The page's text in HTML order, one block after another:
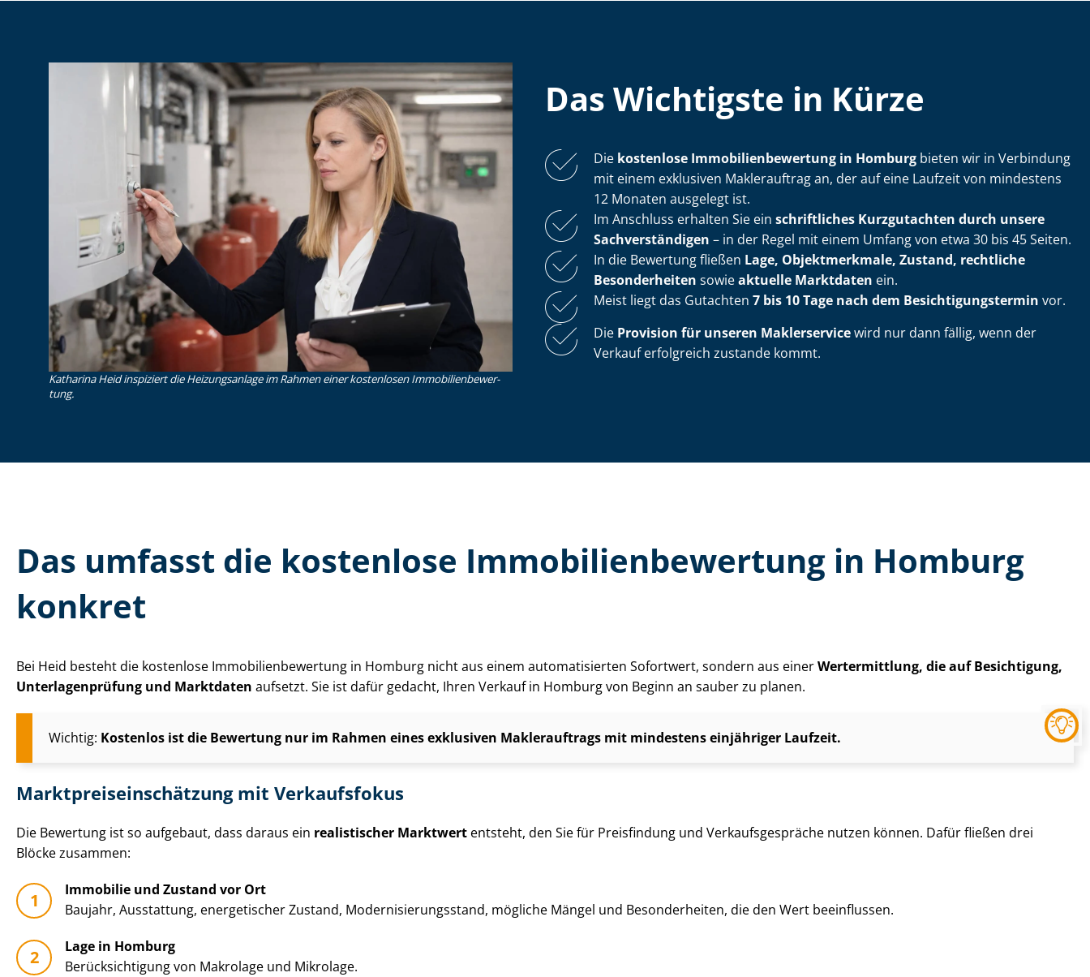
Katharina Heid inspiziert die Heizungsanlage im Rahmen einer kostenlosen Im­mo­bi­li­en­be­wer­
tung.
Das Wichtigste in Kürze
Die kostenlose Im­mo­bi­li­en­be­wer­tung in Homburg bieten wir in Verbindung
mit einem exklusiven Maklerauftrag an, der auf eine Laufzeit von mindestens
12 Monaten ausgelegt ist.
Im Anschluss erhalten Sie ein schriftliches Kurzgutachten durch unsere
Sach­ver­stän­di­gen – in der Regel mit einem Umfang von etwa 30 bis 45 Seiten.
In die Bewertung fließen Lage, Objektmerkmale, Zustand, rechtliche
Besonderheiten sowieaktuelle Marktdaten ein.
Meist liegt das Gutachten 7 bis 10 Tage nach dem Be­sich­ti­gungs­ter­min vor.
Die Provision für unseren Maklerservicewird nur dann fällig, wenn der
Verkauf erfolgreich zustande kommt.
Das umfasst die kostenlose Im­mo­bi­li­en­be­wer­tung in Homburg
konkret
Bei Heid besteht die kostenlose Im­mo­bi­li­en­be­wer­tung in Homburg nicht aus einem automatisierten Sofortwert, sondern aus einerWertermittlung, die auf Besichtigung,
Un­ter­la­gen­prü­fung und Marktdaten aufsetzt. Sie ist dafür gedacht, Ihren Verkauf in Homburg von Beginn an sauber zu planen.
Wichtig: Kostenlos ist die Bewertung nur im Rahmen eines exklusiven Maklerauftrags mit mindestens einjähriger Laufzeit.
Markt­preis­ein­schät­zung mit Verkaufsfokus
Die Bewertung ist so aufgebaut, dass daraus ein realistischer Marktwert entsteht, den Sie für Preisfindung und Ver­kaufs­ge­sprä­che nutzen können. Dafür fließen drei
Blöcke zusammen:
Immobilie und Zustand vor Ort
Baujahr, Ausstattung, energetischer Zustand, Mo­der­ni­sie­rungs­stand, mögliche Mängel und Besonderheiten, die den Wert beeinflussen.
Lage in Homburg
Be­rück­sich­ti­gung von Makrolage und Mikrolage.